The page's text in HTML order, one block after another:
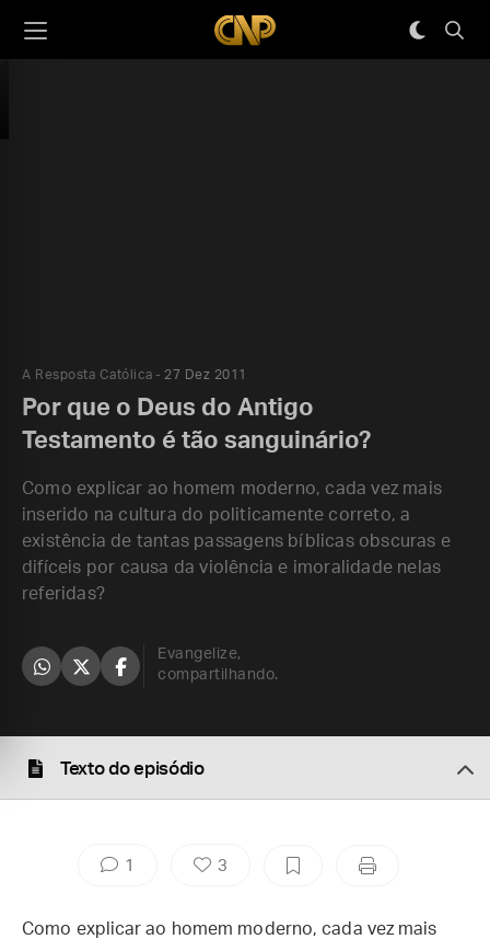
A Resposta Católica 27 Dez 2011
Por que o Deus do Antigo
Testamento é tão sanguinário?
Como explicar ao homem moderno, cada vez mais
inserido na cultura do politicamente correto, a
existência de tantas passagens bíblicas obscuras e
difíceis por causa da violência e imoralidade nelas
referidas?
Evangelize,
compartilhando.
Texto do episódio
1 3
Como explicar ao homem moderno, cada vez mais